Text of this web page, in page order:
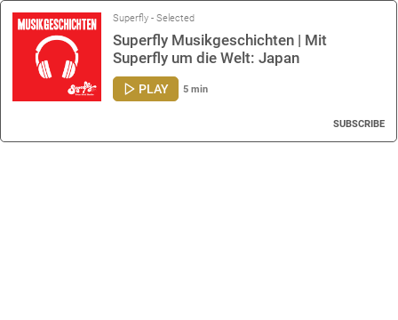
Superfly - Selected
Superfly Musikgeschichten | Mit
Superfly um die Welt: Japan
PLAY 5 min
SUBSCRIBE